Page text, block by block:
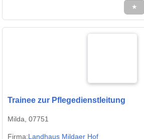
★
Trainee zur Pflegedienstleitung
Milda, 07751
Firma:Landhaus Mildaer Hof